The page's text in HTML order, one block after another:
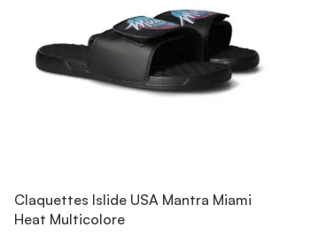
Claquettes Islide USA Mantra Miami
Heat Multicolore